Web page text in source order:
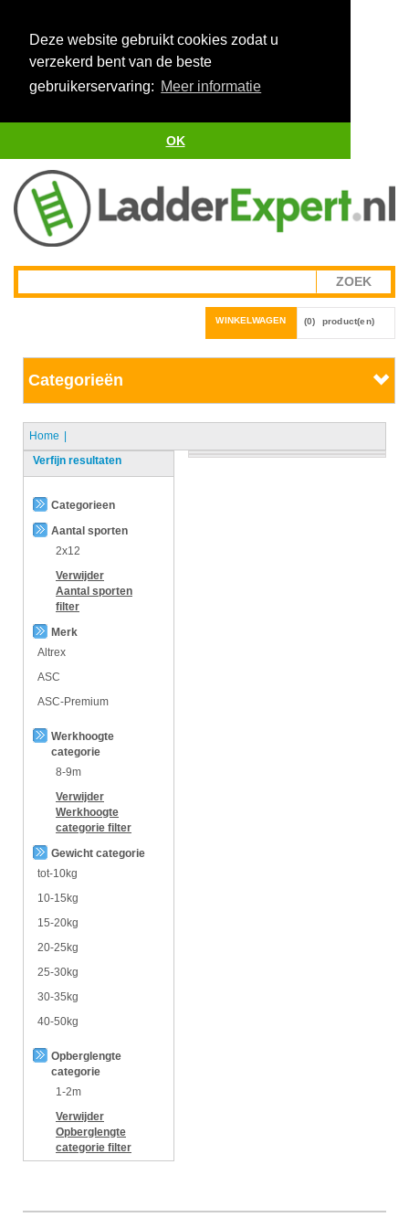
Deze website gebruikt cookies zodat u
verzekerd bent van de beste
gebruikerservaring: Meer informatie
OK
WINKELWAGEN (0) product(en)
Categorieën
Home
Verfijn resultaten
Categorieen
Aantal sporten
2x12
Verwijder
Aantal sporten
filter
Merk
Altrex
ASC
ASC-Premium
Werkhoogte
categorie
8-9m
Verwijder
Werkhoogte
categorie filter
Gewicht categorie
tot-10kg
10-15kg
15-20kg
20-25kg
25-30kg
30-35kg
40-50kg
Opberglengte
categorie
1-2m
Verwijder
Opberglengte
categorie filter